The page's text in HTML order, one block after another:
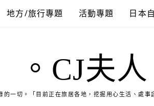
地方/旅行專題 活動專題 日本
。CJ夫人
的一切。「目前正在旅居各地，挖掘用心生活、處事